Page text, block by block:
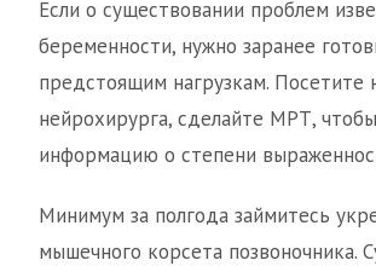
Если о существовании проблем
беременности, нужно заранее
предстоящим нагрузкам. Посетите
нейрохирурга, сделайте МРТ,
информацию о степени
Минимум за полгода займитесь
мышечного корсета позвоночника.